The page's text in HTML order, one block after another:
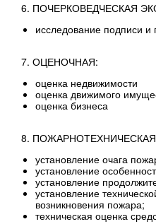
6. ПОЧЕРКОВЕДЧЕСКАЯ
исследование подписи и
7. ОЦЕНОЧНАЯ:
оценка недвижимости
оценка движимого
оценка бизнеса
8.
установление очага
установление
установление
установление
возникновения пожара;
техническая оценка